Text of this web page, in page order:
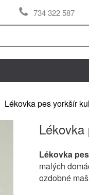
734 322 587
Lékovka pes yorkšír
Lékovka
malých
ozdobné